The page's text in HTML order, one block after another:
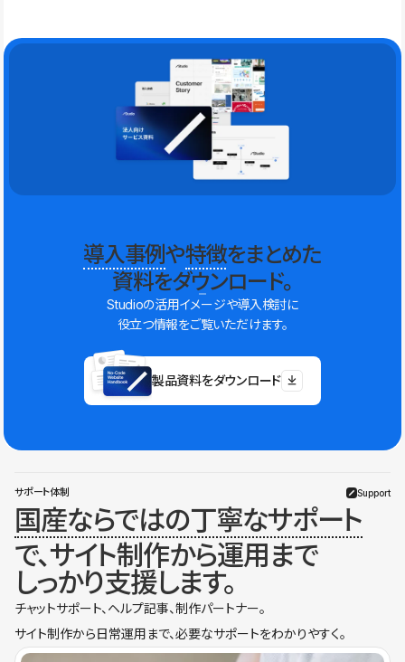
導入事例や特徴をまとめた
資料をダウンロード。
Studioの活用イメージや導入検討に
役立つ情報をご覧いただけます。
製品資料をダウンロード
サポート体制 Support
国産ならではの丁寧なサポート
で、サイト制作から運用まで
しっかり支援します。
チャットサポート、ヘルプ記事、制作パートナー。
サイト制作から日常運用まで、必要なサポートをわかりやすく。